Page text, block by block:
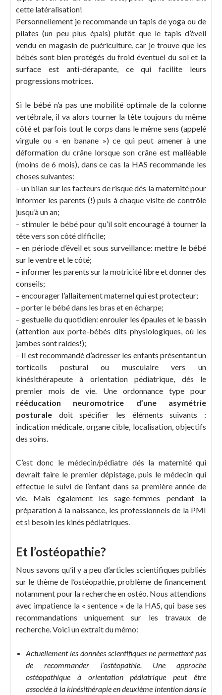
cette latéralisation!
Personnellement je recommande un tapis de yoga ou de
pilates (un peu plus épais) plutôt que le tapis d’éveil
vendu en magasin de puériculture, car je trouve que les
bébés sont bien protégés du froid éventuel du sol et la
surface est anti-dérapante, ce qui facilite leurs
progressions motrices.
Si le bébé n’a pas une mobilité optimale de la colonne
vertébrale, il va alors tourner la tête toujours du même
côté et parfois tout le corps dans le même sens (appelé
virgule ou « en banane ») ce qui peut amener à une
déformation du crâne lorsque son crâne est malléable
(moins de 6 mois), dans ce cas la HAS recommande les
choses suivantes:
– un bilan sur les facteurs de risque dés la maternité pour
informer les parents (!) puis à chaque visite de contrôle
jusqu’à un an;
– stimuler le bébé pour qu’il soit encouragé à tourner la
tête vers son côté difficile;
– en période d’éveil et sous surveillance: mettre le bébé
sur le ventre et le côté;
– informer les parents sur la motricité libre et donner des
conseils;
– encourager l’allaitement maternel qui est protecteur;
– porter le bébé dans les bras et en écharpe;
– gestuelle du quotidien: enrouler les épaules et le bassin
(attention aux porte-bébés dits physiologiques, où les
jambes sont raides!);
– Il est recommandé d’adresser les enfants présentant un
torticolis postural ou musculaire vers un
kinésithérapeute à orientation pédiatrique, dés le
premier mois de vie. Une ordonnance type pour
rééducation neuromotrice d’une asymétrie
posturale doit spécifier les éléments suivants :
indication médicale, organe cible, localisation, objectifs
des soins.
C’est donc le médecin/pédiatre dés la maternité qui
devrait faire le premier dépistage, puis le médecin qui
effectue le suivi de l’enfant dans sa première année de
vie. Mais également les sage-femmes pendant la
préparation à la naissance, les professionnels de la PMI
et si besoin les kinés pédiatriques.
Et l’ostéopathie?
Nous savons qu’il y a peu d’articles scientifiques publiés
sur le thème de l’ostéopathie, problème de financement
notamment pour la recherche en ostéo. Nous attendions
avec impatience la « sentence » de la HAS, qui base ses
recommandations uniquement sur les travaux de
recherche. Voici un extrait du mémo:
Actuellement les données scientifiques ne permettent pas
de recommander l’ostéopathie. Une approche
ostéopathique à orientation pédiatrique peut être
associée à la kinésithérapie en deuxième intention dans le